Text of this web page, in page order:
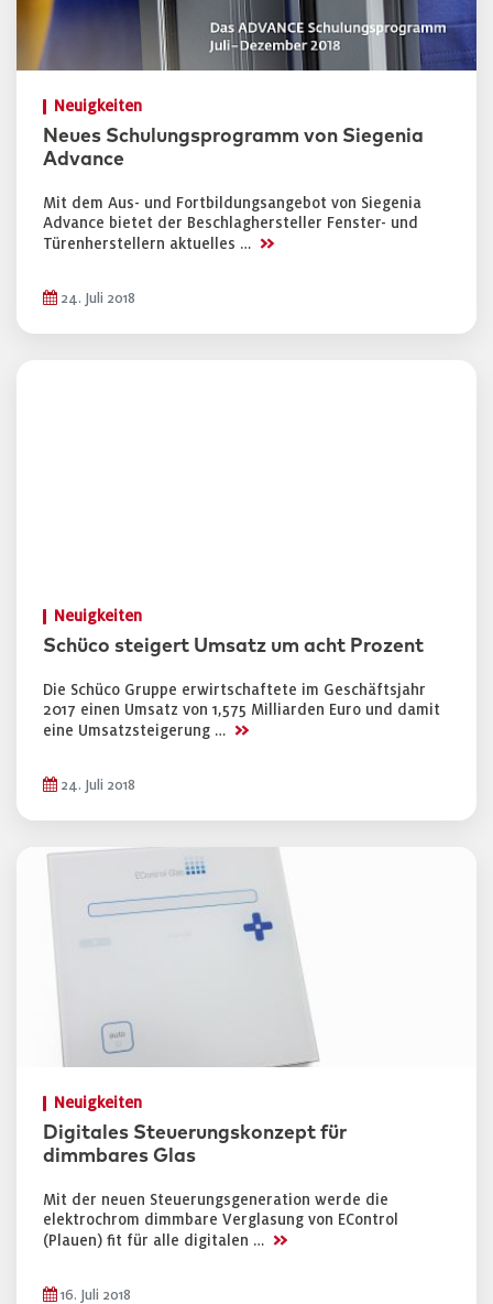
Neuigkeiten
Neues Schulungsprogramm von Siegenia
Advance
Mit dem Aus- und Fortbildungsangebot von Siegenia
Advance bietet der Beschlaghersteller Fenster- und
Türenherstellern aktuelles … >>
24. Juli 2018
Neuigkeiten
Schüco steigert Umsatz um acht Prozent
Die Schüco Gruppe erwirtschaftete im Geschäftsjahr
2017 einen Umsatz von 1,575 Milliarden Euro und damit
eine Umsatzsteigerung … >>
24. Juli 2018
Neuigkeiten
Digitales Steuerungskonzept für
dimmbares Glas
Mit der neuen Steuerungsgeneration werde die
elektrochrom dimmbare Verglasung von EControl
(Plauen) fit für alle digitalen … >>
16. Juli 2018